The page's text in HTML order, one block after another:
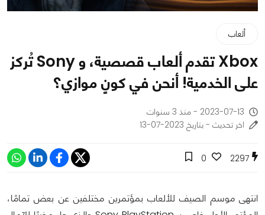
ألعاب
Xbox تقدم ألعاب قصصية، و Sony تُركز
على الخدمية! أنحن في كونٍٍ موازي؟
2023-07-13 - منذ 3 سنوات
اخر تحديث - بتاريخ 2023-07-13
2297
0
انتهى موسم الصيف للألعاب بمؤتمرين مختلفين عن بعض تمامًا،